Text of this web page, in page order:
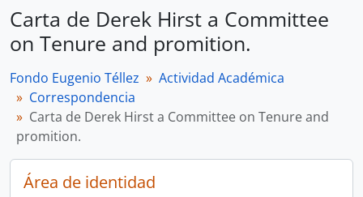
Carta de Derek Hirst a Committee
on Tenure and promition.
Fondo Eugenio Téllez
Actividad Académica
Correspondencia
Carta de Derek Hirst a Committee on Tenure and
promition.
Área de identidad